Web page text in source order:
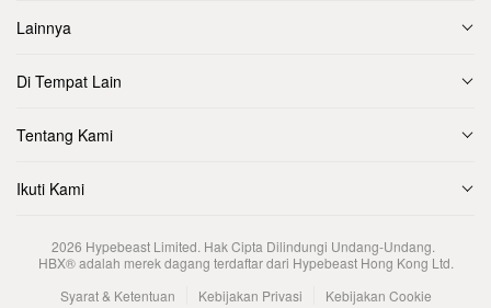
Lainnya
Di Tempat Lain
Tentang Kami
Ikuti Kami
2026 Hypebeast Limited. Hak Cipta Dilindungi Undang-Undang.
HBX® adalah merek dagang terdaftar dari Hypebeast Hong Kong Ltd.
Syarat & Ketentuan
Kebijakan Privasi Kebijakan Cookie